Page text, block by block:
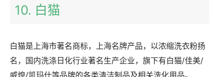
10. 白猫
白猫是上海市著名商标，上海名牌产品，以浓缩洗衣粉扬
名，国内洗涤日化行业著名生产企业，旗下有白猫/佳美/